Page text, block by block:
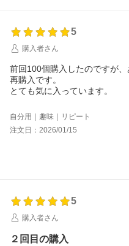
5
購入者さん
前回100個購入したのですが
再購入です。
とても気に入っています。
自分用｜趣味｜リピート
注文日：2026/01/15
5
購入者さん
２回目の購入